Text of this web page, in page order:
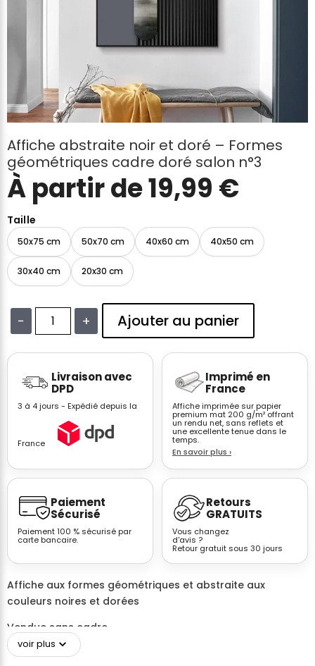
Affiche abstraite noir et doré – Formes
géométriques cadre doré salon n°3
À partir de19,99 €
Taille
50x75 cm 50x70 cm 40x60 cm 40x50 cm
30x40 cm 20x30 cm
−
Affiche
abstraite
Formes
géométriques
cadre
doré
n°3
+ Ajouter au panier
Livraison avec
DPD
3 à 4 jours - Expédié depuis la
France
Imprimé en
France
Affiche imprimée sur papier
premium mat 200 g/m² offrant
un rendu net, sans reflets et
une excellente tenue dans le
temps.
En savoir plus ›
Paiement
Sécurisé
Paiement 100 % sécurisé par
carte bancaire.
Retours
GRATUITS
Vous changez
d'avis ?
Retour gratuit sous 30 jours
Affiche aux formes géométriques et abstraite aux
couleurs noires et dorées
Vendue sans cadre
voir plus